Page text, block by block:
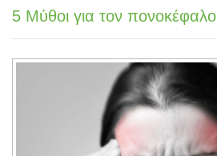
5 Μύθοι για τον πονοκέφαλο